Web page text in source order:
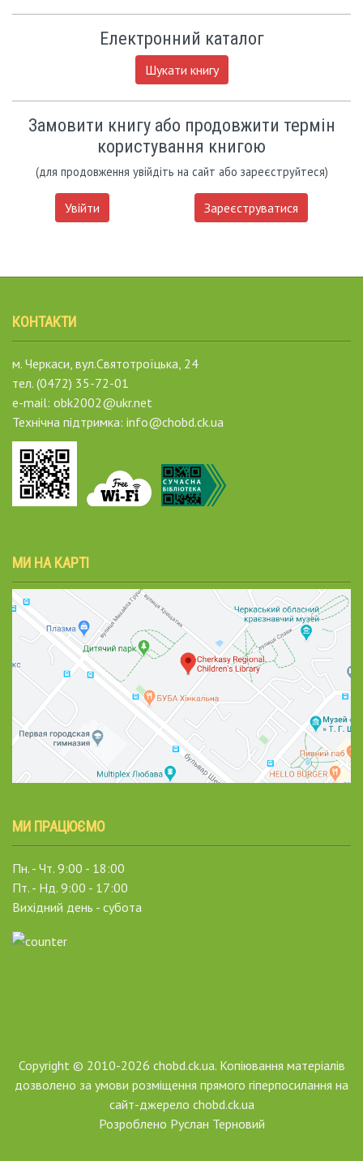
Електронний каталог
Шукати книгу
Замовити книгу або продовжити термін
користування книгою
(для продовження увійдіть на сайт або зареєструйтеся)
Увійти Зареєструватися
КОНТАКТИ
м. Черкаси, вул.Святотроїцька, 24
тел. (0472) 35-72-01
e-mail: obk2002@ukr.net
Технічна підтримка: info@chobd.ck.ua
МИ НА КАРТІ
МИ ПРАЦЮЄМО
Пн. - Чт. 9:00 - 18:00
Пт. - Нд. 9:00 - 17:00
Вихідний день - субота
Copyright © 2010-2026 chobd.ck.ua. Копіювання матеріалів
дозволено за умови розміщення прямого гіперпосилання на
сайт-джерело chobd.ck.ua
Розроблено Руслан Терновий